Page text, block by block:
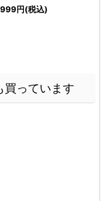
999円(税込)
買っています